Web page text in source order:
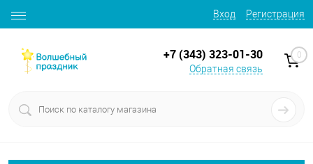
Вход Регистрация
+7 (343) 323-01-30
Обратная связь
0